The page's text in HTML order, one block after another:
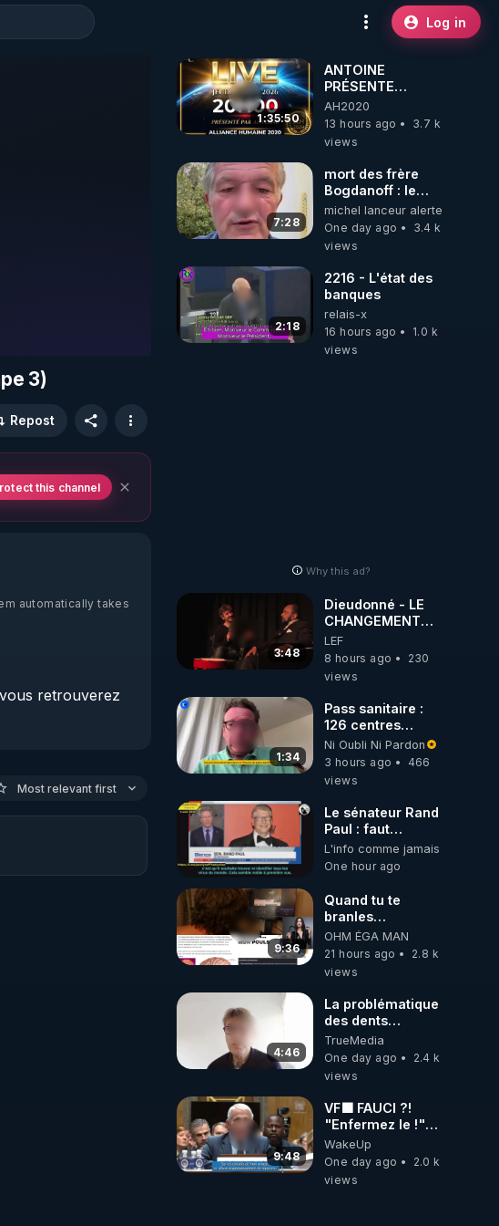
Log in
3)
Repost
this channel
automatically takes
retrouverez
sur les
potentiel
Most relevant first
1:35:50
ANTOINE
PRÉSENTE
AH2020 LE LIVE
20H ***DU
06/08/2026***
AH2020
13 hours ago
3.7 k
views
7:28
mort des frère
Bogdanoff : le
mensonge d état
michel lanceur alerte
One day ago
3.4 k
views
2:18
2216 - L'état des
banques
relais-x
16 hours ago
1.0 k
views
Why this ad?
3:48
Dieudonné - LE
CHANGEMENT
C'EST
MAINTENANT
LEF
8 hours ago
230
views
1:34
Pass sanitaire :
126 centres
commerciaux
concernés par
l'obligation dans
Ni Oubli Ni Pardon
3 hours ago
466
views
Le sénateur Rand
Paul : faut
convoquer la
troupes à Fauci
puis Bille gates,
famille eugéniste
de le 18 siecle ! 😒
https://odysee.com/
L'info comme jamais
One hour ago
9:36
Quand tu te
branles
bonhomme tu
émets des ondes
ils ont juste omis
OHM ÉGA MAN
21 hours ago
2.8 k
views
4:46
La problématique
des dents
dévitalisées et
des implants
TrueMedia
One day ago
2.4 k
views
9:48
VF🟩 FAUCI ?!
"Enfermez le !"
(Lock him up!) -
Quartz Traduction
WakeUp
One day ago
2.0 k
views